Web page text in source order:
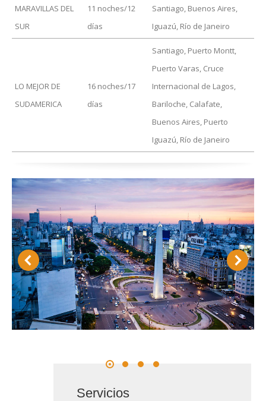
MARAVILLAS DEL
SUR
11 noches/12
días
Santiago, Buenos Aires,
Iguazú, Río de Janeiro
LO MEJOR DE
SUDAMERICA
16 noches/17
días
Santiago, Puerto Montt,
Puerto Varas, Cruce
Internacional de Lagos,
Bariloche, Calafate,
Buenos Aires, Puerto
Iguazú, Río de Janeiro
Servicios